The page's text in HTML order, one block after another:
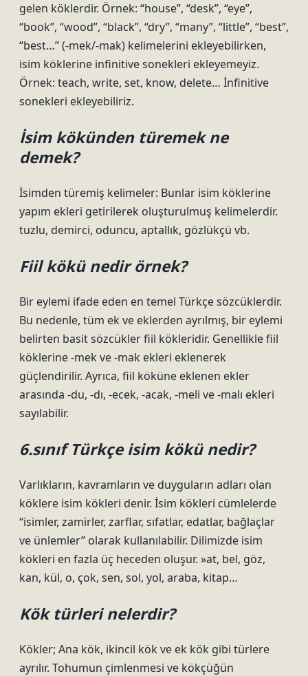
gelen köklerdir. Örnek: “house”, “desk”, “eye”,
“book”, “wood”, “black”, “dry”, “many”, “little”, “best”,
“best…” (-mek/-mak) kelimelerini ekleyebilirken,
isim köklerine infinitive sonekleri ekleyemeyiz.
Örnek: teach, write, set, know, delete… İnfinitive
sonekleri ekleyebiliriz.
İsim kökünden türemek ne
demek?
İsimden türemiş kelimeler: Bunlar isim köklerine
yapım ekleri getirilerek oluşturulmuş kelimelerdir.
tuzlu, demirci, oduncu, aptallık, gözlükçü vb.
Fiil kökü nedir örnek?
Bir eylemi ifade eden en temel Türkçe sözcüklerdir.
Bu nedenle, tüm ek ve eklerden ayrılmış, bir eylemi
belirten basit sözcükler fiil kökleridir. Genellikle fiil
köklerine -mek ve -mak ekleri eklenerek
güçlendirilir. Ayrıca, fiil köküne eklenen ekler
arasında -du, -dı, -ecek, -acak, -meli ve -malı ekleri
sayılabilir.
6.sınıf Türkçe isim kökü nedir?
Varlıkların, kavramların ve duyguların adları olan
köklere isim kökleri denir. İsim kökleri cümlelerde
“isimler, zamirler, zarflar, sıfatlar, edatlar, bağlaçlar
ve ünlemler” olarak kullanılabilir. Dilimizde isim
kökleri en fazla üç heceden oluşur. »at, bel, göz,
kan, kül, o, çok, sen, sol, yol, araba, kitap…
Kök türleri nelerdir?
Kökler; Ana kök, ikincil kök ve ek kök gibi türlere
ayrılır. Tohumun çimlenmesi ve kökçüğün